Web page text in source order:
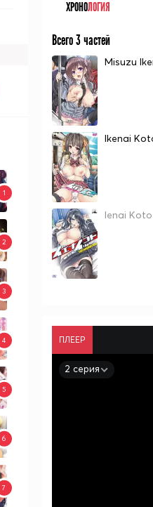
ХРОНОЛОГИЯ
Всего 3 частей
Misuzu
Ikenai
Ienai
ПЛЕЕР
2 серия